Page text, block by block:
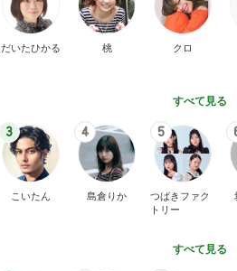
だいたひかる 桃 クロ
すべて見る
3
こいたん
4
島倉りか
5
つばきファク
トリー
すべて見る